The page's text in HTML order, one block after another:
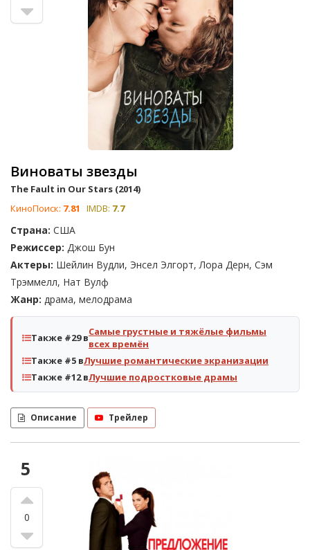
Виноваты звезды
The Fault in Our Stars (2014)
КиноПоиск: 7.81 IMDB: 7.7
Страна: США
Режиссер: Джош Бун
Актеры: Шейлин Вудли, Энсел Элгорт, Лора Дерн, Сэм
Трэммелл, Нат Вулф
Жанр: драма, мелодрама
Также #29 вСамые грустные и тяжёлые фильмы
всех времён
Также #5 вЛучшие романтические экранизации
Также #12 вЛучшие подростковые драмы
Описание Трейлер
5
0